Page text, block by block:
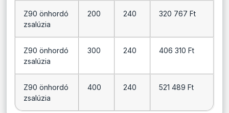
Z90 önhordó
zsalúzia
200 240 320 767 Ft
Z90 önhordó
zsalúzia
300 240 406 310 Ft
Z90 önhordó
zsalúzia
400 240 521 489 Ft